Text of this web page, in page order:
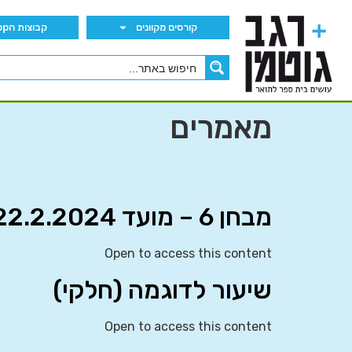
קורסים מקוונים קבוצות הWhatsApp
מאמרים
מבחן 6 – מועד 22.2.2024
Open to access this content
שיעור לדוגמה (חלקי)
Open to access this content